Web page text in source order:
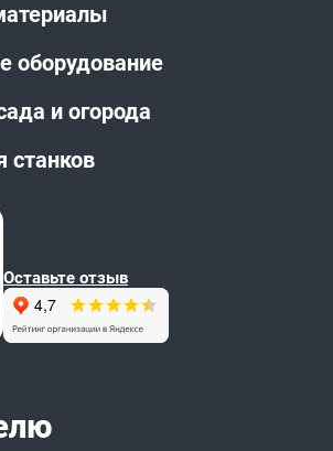
оборудование
и огорода
станков
Оставьте отзыв